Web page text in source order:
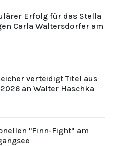
Erfolg für das Stella
Carla Waltersdorfer am
verteidigt Titel aus
an Walter Haschka
"Finn-Fight" am